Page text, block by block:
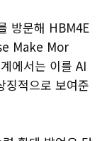
방문해 HBM4E
Make Mor
에서는 이를 AI
징적으로 보여준